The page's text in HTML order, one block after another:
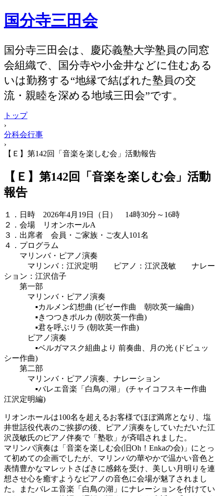
国分寺三田会
国分寺三田会は、慶応義塾大学塾員の同窓
会組織で、国分寺や小金井などに住むある
いは勤務する“地縁で結ばれた塾員の交
流・親睦を深める地域三田会”です。
トップ
›
分科会行事
›
【Ｅ】第142回「音楽を楽しむ会」活動報告
【Ｅ】第142回「音楽を楽しむ会」活動
報告
１．日時 2026年4月19日（日） 14時30分～16時
２．会場 リオンホールA
３．出席者 会員・ご家族・ご友人101名
４．プログラム
マリンバ・ピアノ演奏
マリンバ：江沢定明 ピアノ：江沢茂敏 ナレー
ション：江沢信子
第一部
マリンバ・ピアノ演奏
▪カルメン幻想曲 (ビゼー作曲 朝吹英一編曲)
▪きつつきポルカ (朝吹英一作曲)
▪君を呼ぶリラ (朝吹英一作曲)
ピアノ演奏
▪ベルガマスク組曲より 前奏曲、月の光 (ドビュッ
シー作曲)
第二部
マリンバ・ピアノ演奏、ナレーション
▪バレエ音楽「白鳥の湖」 (チャイコフスキー作曲
江沢定明編)
リオンホールは100名を超えるお客様でほぼ満席となり、塩
井世話役代表のご挨拶の後、ピアノ演奏をしていただいた江
沢茂敏氏のピアノ伴奏で「塾歌」が斉唱されました。
マリンバ演奏は「音楽を楽しむ会(旧Oh！Enkaの会)」にとっ
て初めての企画でしたが、マリンバの華やかで温かい音色と
表情豊かなマレットさばきに感銘を受け、美しい月明りを連
想させ心を癒すようなピアノの音色に会場が魅了されまし
た。またバレエ音楽「白鳥の湖」にナレーションを付けてい